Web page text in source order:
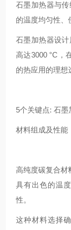
石墨加热器与
的温度均匀性、
石墨加热器设
高达3000 °C，
的热应用的理想
5个关键点: 石墨
材料组成及性能
高纯度碳复合材
具有出色的温
性。
这种材料选择